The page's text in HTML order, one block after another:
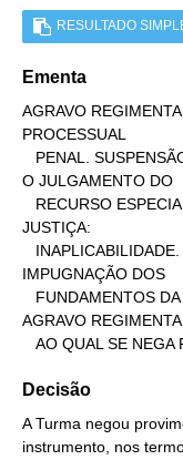
RESULTADO
Ementa
AGRAVO
PROCESSUAL
O JULGAMENTO DO
JUSTIÇA:
IMPUGNAÇÃO DOS
AGRAVO
AO QUAL SE
Decisão
A Turma negou
instrumento, nos